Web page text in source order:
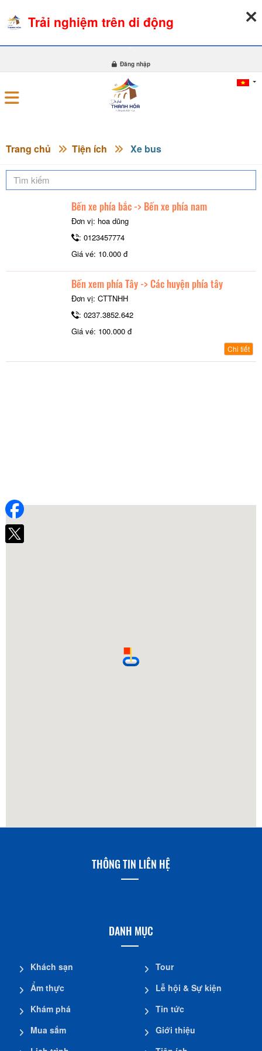
06-08-2026, 03:19:52 THỜI TIẾT TỶ GIÁ NGOẠI TỆ
Đăng nhập
Trang chủ Tiện ích Xe bus
Bến xe phía bắc -> Bến xe phía nam
Đơn vị: hoa dũng
: 0123457774
Giá vé: 10.000 đ
Bến xem phía Tây -> Các huyện phía tây
Đơn vị: CTTNHH
: 0237.3852.642
Giá vé: 100.000 đ
Chi tiết
THÔNG TIN LIÊN HỆ
DANH MỤC
Khách sạn
Ẩm thực
Khám phá
Mua sắm
Tour
Lễ hội & Sự kiện
Tin tức
Giới thiệu
Trải nghiệm trên di động